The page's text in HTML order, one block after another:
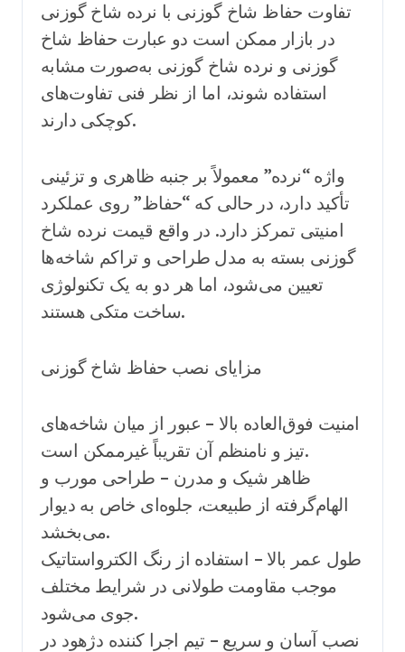
تفاوت حفاظ شاخ گوزنی با نرده شاخ گوزنی
در بازار ممکن است دو عبارت حفاظ شاخ
گوزنی و نرده شاخ گوزنی به‌صورت مشابه
استفاده شوند، اما از نظر فنی تفاوت‌های
کوچکی دارند.
واژه “نرده” معمولاً بر جنبه ظاهری و تزئینی
تأکید دارد، در حالی که “حفاظ” روی عملکرد
امنیتی تمرکز دارد. در واقع قیمت نرده شاخ
گوزنی بسته به مدل طراحی و تراکم شاخه‌ها
تعیین می‌شود، اما هر دو به یک تکنولوژی
ساخت متکی هستند.
مزایای نصب حفاظ شاخ گوزنی
امنیت فوق‌العاده بالا – عبور از میان شاخه‌های
تیز و نامنظم آن تقریباً غیرممکن است.
ظاهر شیک و مدرن – طراحی مورب و
الهام‌گرفته از طبیعت، جلوه‌ای خاص به دیوار
می‌بخشد.
طول عمر بالا – استفاده از رنگ الکترواستاتیک
موجب مقاومت طولانی در شرایط مختلف
جوی می‌شود.
نصب آسان و سریع – تیم اجرا کننده دژهود در